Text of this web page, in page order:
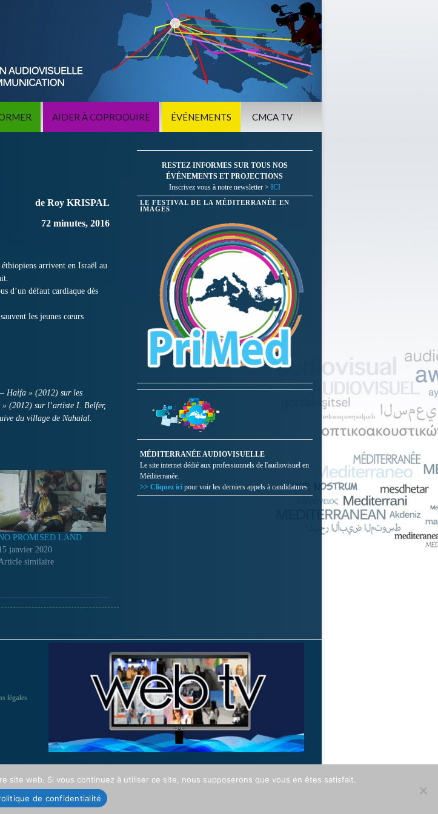
AIDER À COPRODUIRE ÉVÉNEMENTS CMCA TV
de Roy KRISPAL
72 minutes, 2016
arrivent en Israël au
d’un défaut cardiaque dès
les jeunes cœurs
Haifa » (2012) sur les
» (2012) sur l’artiste I. Belfer,
du village de Nahalal.
PROMISED LAND
janvier 2020
similaire
RESTEZ INFORMES SUR TOUS NOS
ÉVÉNEMENTS ET PROJECTIONS
Inscrivez vous à notre newsletter > ICI
LE FESTIVAL DE LA MÉDITERRANÉE EN
IMAGES
MÉDITERRANÉE AUDIOVISUELLE
Le site internet dédié aux professionnels de l'audiovisuel en
Méditerranée.
>> Cliquez ici pour voir les derniers appels à candidatures
légales
site web. Si vous continuez à utiliser ce site, nous supposerons que vous en êtes satisfait.
de confidentialité